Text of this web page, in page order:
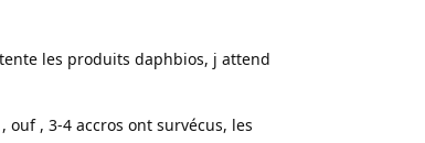
les produits daphbios, j attend
, 3-4 accros ont survécus, les